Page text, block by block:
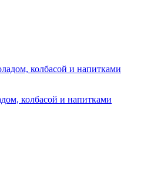
колбасой и напитками